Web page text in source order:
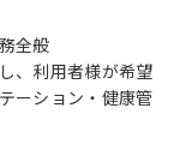
全般
、利用者様が希望
ーション・健康管